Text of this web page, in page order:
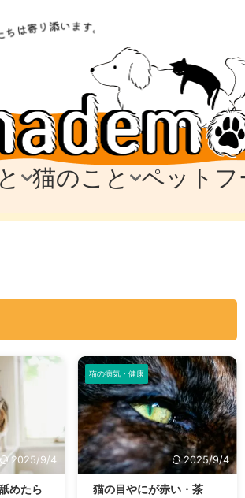
猫のこと ペットフ
2025/9/4
めたら
猫の病気・健康
2025/9/4
猫の目やにが赤い・茶